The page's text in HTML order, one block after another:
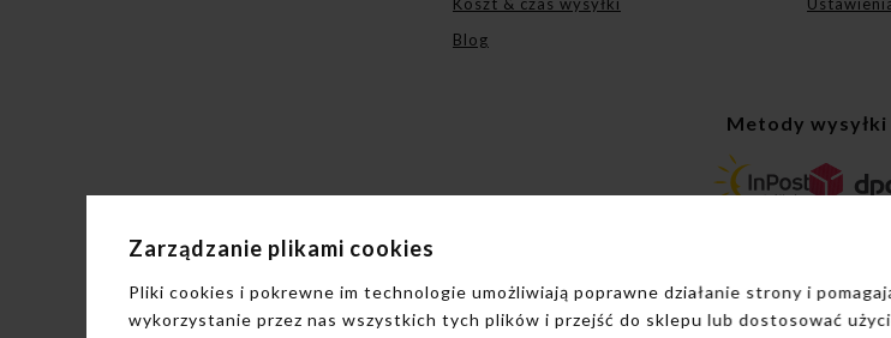
Koszt & czas wysyłki
Blog
Metody wysyłki
Zarządzanie plikami cookies
Pliki cookies i pokrewne im technologie umożliwiają poprawne działanie strony i
wykorzystanie przez nas wszystkich tych plików i przejść do sklepu lub dostosować